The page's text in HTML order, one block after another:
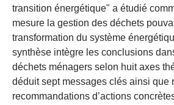
transition énergétique" a étudié
mesure la gestion des déchets
transformation du système
synthèse intègre les conclusions
déchets ménagers selon huit axes
déduit sept messages clés ainsi que
recommandations d’actions